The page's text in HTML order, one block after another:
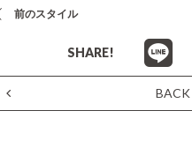
前のスタイル
SHARE!